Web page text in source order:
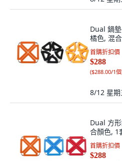
Dual 鍋
橘色, 混
首購折扣價
$288
($288.00/1個
8/12 星期
Dual 方
合顏色, 1
首購折扣價
$288